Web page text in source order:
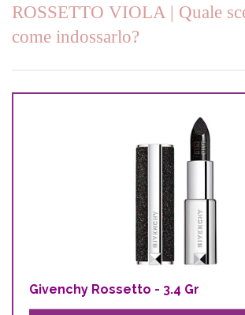
ROSSETTO VIOLA | Quale
come indossarlo?
Givenchy Rossetto - 3.4 Gr